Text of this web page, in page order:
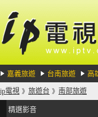
嘉義旅遊 台南旅遊 高
ip電視 》 旅遊台 》 南部旅遊
精選影音